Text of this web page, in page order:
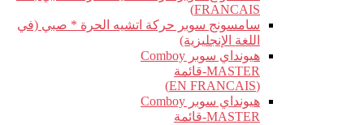
FRANCAIS)
سامسونج سوبر حركة اتشيه الحرة * صبي (في
اللغة الإنجليزية)
هيونداي سوبر Comboy
MASTER-قائمة
(EN FRANCAIS)
هيونداي سوبر Comboy
MASTER-قائمة